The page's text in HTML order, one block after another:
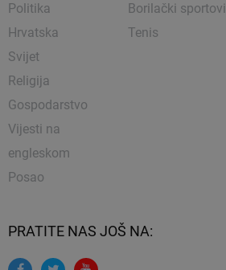
Politika
Hrvatska
Svijet
Religija
Gospodarstvo
Vijesti na
engleskom
Posao
Borilački sportovi
Tenis
PRATITE NAS JOŠ NA: